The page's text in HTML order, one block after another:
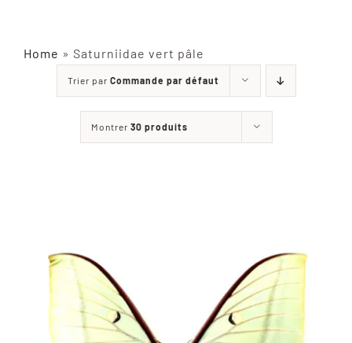
CURIOSITÉS
Home » Saturniidae vert pâle
Trier par Commande par défaut
Montrer 30 produits